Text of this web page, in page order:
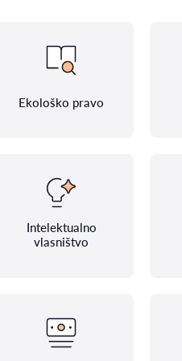
Ekološko pravo
Intelektualno
vlasništvo